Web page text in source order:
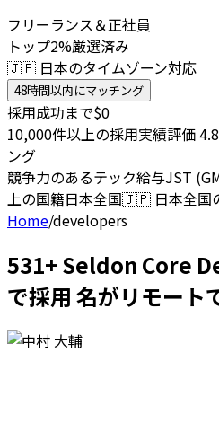
フリーランス＆正社員
トップ2%厳選済み
🇯🇵 日本のタイムゾーン対応
48時間以内にマッチング
採用成功まで$0
10,000件以上の採用実績評価
ング
競争力のあるテック給与JST
上の国籍日本全国🇯🇵 日本全国
Home/developers
531+ Seldon Core
で採用 名がリモート